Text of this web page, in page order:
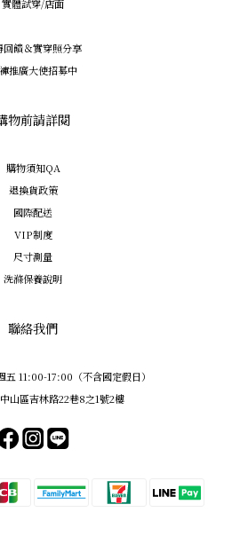
實體試穿/店面
回饋＆實穿照分享
推廣大使招募中
物前請詳閱
購物須知QA
退換貨政策
國際配送
VIP制度
尺寸測量
洗滌保養說明
聯絡我們
五 11:00-17:00（不含國定假日）
山區吉林路22巷8之1號2樓